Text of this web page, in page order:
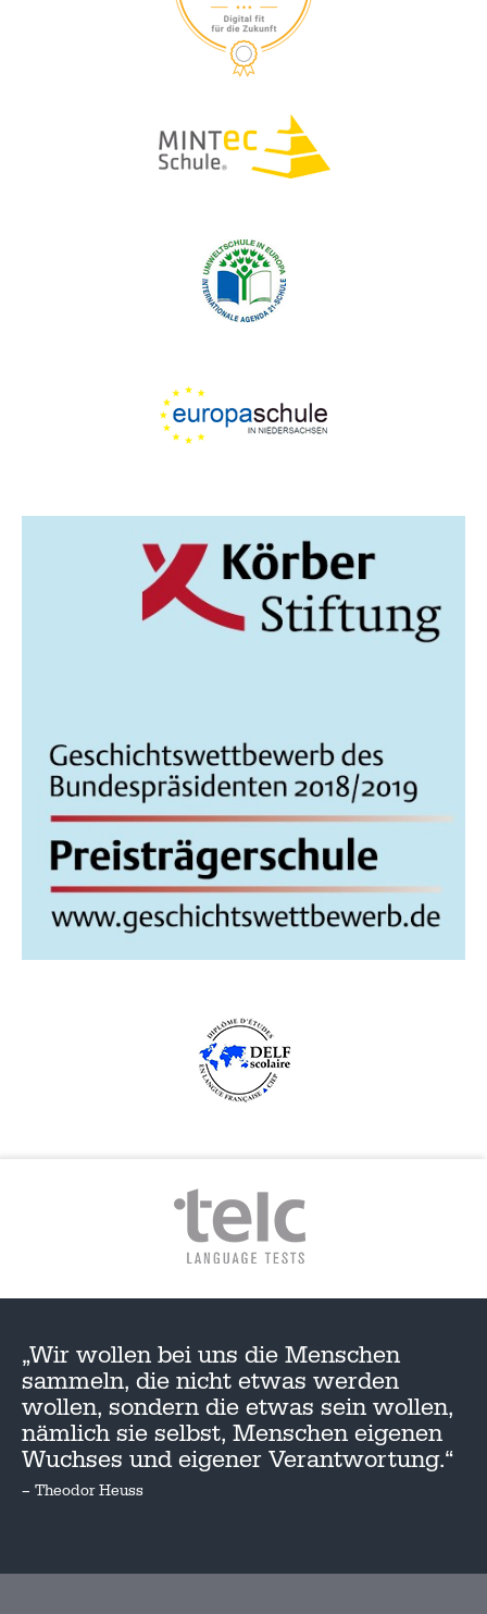
„Wir wollen bei uns die Menschen
sammeln, die nicht etwas werden
wollen, sondern die etwas sein wollen,
nämlich sie selbst, Menschen eigenen
Wuchses und eigener Verantwortung.“
– Theodor Heuss